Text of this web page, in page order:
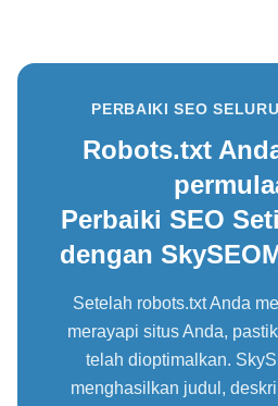
PERBAIKI SEO
Robots.txt
Perbaiki SEO
dengan
Setelah robots.txt Anda
merayapi situs Anda,
telah dioptimalkan.
menghasilkan judul,